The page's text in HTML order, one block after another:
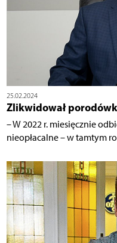
25.02.2024
Zlikwidował
– W 2022 r. miesięcznie
nieopłacalne – w tamtym